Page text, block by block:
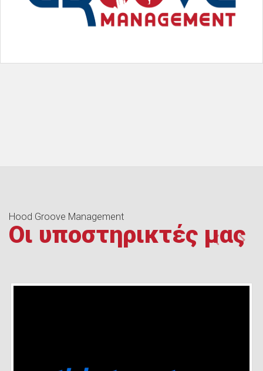
Hood Groove Management
Οι υποστηρικτές μας